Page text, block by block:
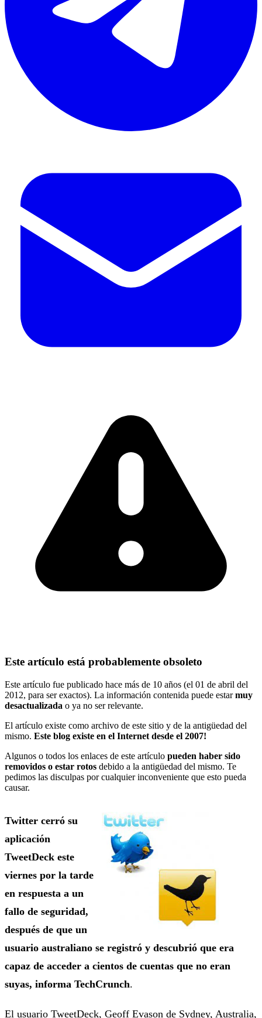
Este artículo está probablemente obsoleto
Este artículo fue publicado hace más de 10 años (el 01 de abril del
2012, para ser exactos). La información contenida puede estarmuy
desactualizada o ya no ser relevante.
El artículo existe como archivo de este sitio y de la antigüedad del
mismo. Este blog existe en el Internet desde el 2007!
Algunos o todos los enlaces de este artículo pueden haber sido
removidos o estar rotos debido a la antigüedad del mismo. Te
pedimos las disculpas por cualquier inconveniente que esto pueda
causar.
Twitter cerró su
aplicación
TweetDeck este
viernes por la tarde
en respuesta a un
fallo de seguridad,
después de que un
usuario australiano se registró y descubrió que era
capaz de acceder a cientos de cuentas que no eran
suyas, informa TechCrunch.
El usuario TweetDeck, Geoff Evason de Sydney, Australia,